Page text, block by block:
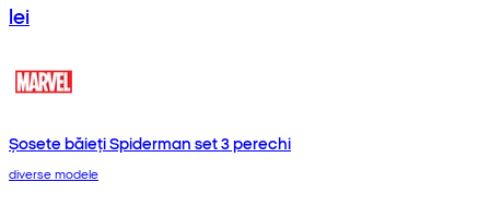
lei
Șosete băieți Spiderman set 3 perechi
diverse modele